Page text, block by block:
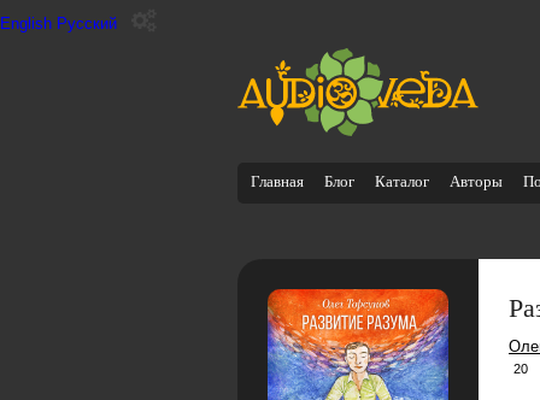
English Русский
Главная Блог Каталог Авторы
20